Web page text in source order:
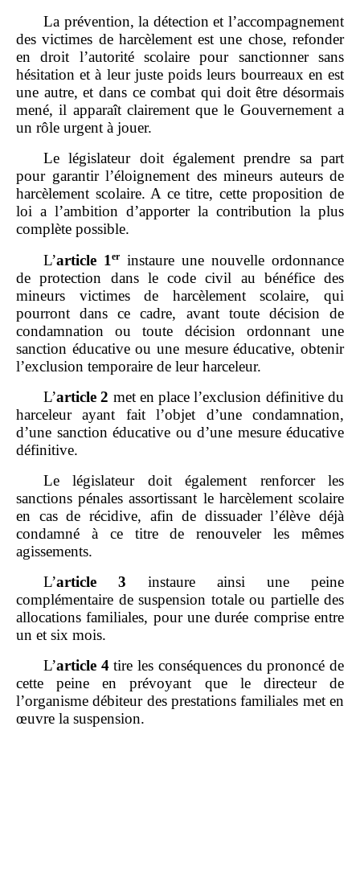
La prévention, la détection et l’accompagnement
des victimes de harcèlement est une chose, refonder
en droit l’autorité scolaire pour sanctionner sans
hésitation et à leur juste poids leurs bourreaux en est
une autre, et dans ce combat qui doit être désormais
mené, il apparaît clairement que le Gouvernement a
un rôle urgent à jouer.
Le législateur doit également prendre sa part
pour garantir l’éloignement des mineurs auteurs de
harcèlement scolaire. A ce titre, cette proposition de
loi a l’ambition d’apporter la contribution la plus
complète possible.
L’article 1 er
instaure une nouvelle ordonnance
de protection dans le code civil au bénéfice des
mineurs victimes de harcèlement scolaire, qui
pourront dans ce cadre, avant toute décision de
condamnation ou toute décision ordonnant une
sanction éducative ou une mesure éducative, obtenir
l’exclusion temporaire de leur harceleur.
L’article 2 met en place l’exclusion définitive du
harceleur ayant fait l’objet d’une condamnation,
d’une sanction éducative ou d’une mesure éducative
définitive.
Le législateur doit également renforcer les
sanctions pénales assortissant le harcèlement scolaire
en cas de récidive, afin de dissuader l’élève déjà
condamné à ce titre de renouveler les mêmes
agissements.
L’article 3 instaure ainsi une peine
complémentaire de suspension totale ou partielle des
allocations familiales, pour une durée comprise entre
un et six mois.
L’article 4tire les conséquences du prononcé de
cette peine en prévoyant que le directeur de
l’organisme débiteur des prestations familiales met en
œuvre la suspension.